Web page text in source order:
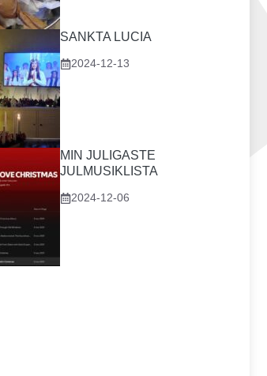
SANKTA LUCIA
2024-12-13
MIN JULIGASTE
JULMUSIKLISTA
2024-12-06